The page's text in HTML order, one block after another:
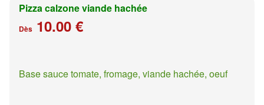
Pizza calzone viande hachée
Dès 10.00 €
Base sauce tomate, fromage, viande hachée, oeuf